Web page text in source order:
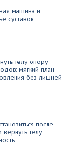
машина и
суставов
телу опору
мягкий план
без лишней
после
телу